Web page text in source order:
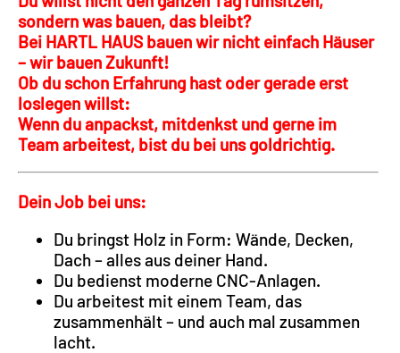
sondern was bauen, das bleibt?
Bei HARTL HAUS bauen wir nicht einfach Häuser
– wir bauen Zukunft!
Ob du schon Erfahrung hast oder gerade erst
loslegen willst:
Wenn du anpackst, mitdenkst und gerne im
Team arbeitest, bist du bei uns goldrichtig.
Dein Job bei uns:
Du bringst Holz in Form: Wände, Decken,
Dach – alles aus deiner Hand.
Du bedienst moderne CNC-Anlagen.
Du arbeitest mit einem Team, das
zusammenhält – und auch mal zusammen
lacht.